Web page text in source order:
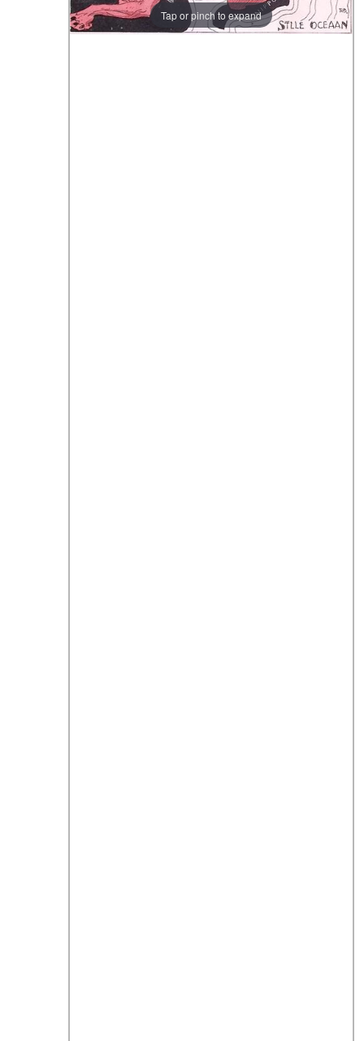
Tap or pinch to expand